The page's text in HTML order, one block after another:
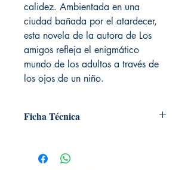
calidez. Ambientada en una
ciudad bañada por el atardecer,
esta novela de la autora de Los
amigos refleja el enigmático
mundo de los adultos a través de
los ojos de un niño.
Ficha Técnica
Editorial: Nocturna ediciones
Idioma: Castellano